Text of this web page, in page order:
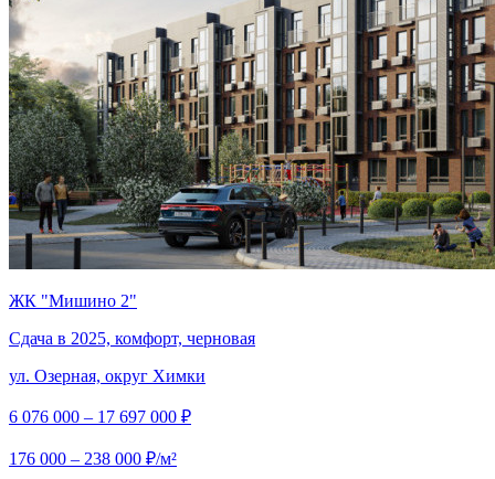
ЖК "Мишино 2"
Сдача в 2025, комфорт, черновая
ул. Озерная, округ Химки
6 076 000 – 17 697 000 ₽
176 000 – 238 000 ₽/м²